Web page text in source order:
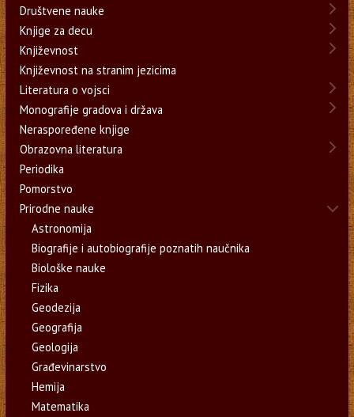
Društvene nauke
Knjige za decu
Književnost
Književnost na stranim jezicima
Literatura o vojsci
Monografije gradova i država
Neraspoređene knjige
Obrazovna literatura
Periodika
Pomorstvo
Prirodne nauke
Astronomija
Biografije i autobiografije poznatih naučnika
Biološke nauke
Fizika
Geodezija
Geografija
Geologija
Građevinarstvo
Hemija
Matematika